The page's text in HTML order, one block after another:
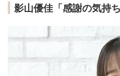
影山優佳「感謝の気持